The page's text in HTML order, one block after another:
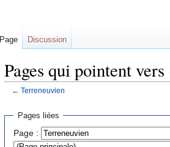
Pages qui pointent
← Terreneuvien
Pages liées
Page :
Page Discussion